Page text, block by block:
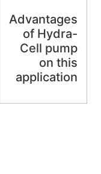
Advantages
of Hydra-
Cell pump
on this
application